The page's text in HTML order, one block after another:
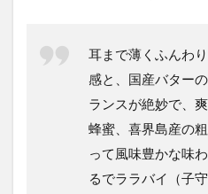
耳まで薄くふんわ
感と、国産バター
ランスが絶妙で、
蜂蜜、喜界島産の
って風味豊かな味
るでララバイ（子